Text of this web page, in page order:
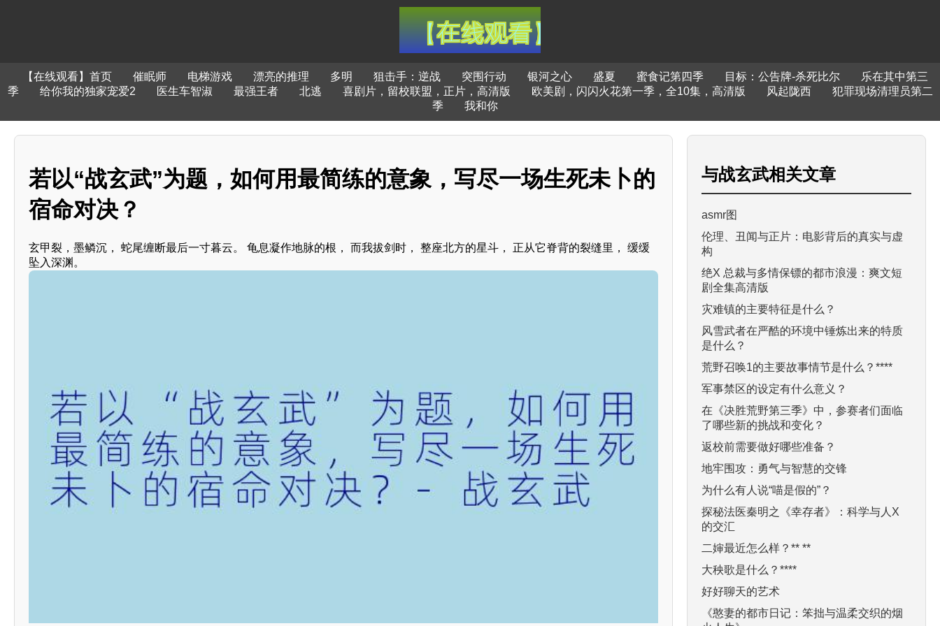
【在线观看】首页 催眠师 电梯游戏 漂亮的推理 多明 狙击手：逆战 突围行动 银河之心 盛夏 蜜食记第四季 目标：公告牌-杀死比尔
乐在其中第三
季
给你我的独家宠爱2 医生车智淑 最强王者 北逃 喜剧片，留校联盟，正片，高清版 欧美剧，闪闪火花第一季，全10集，高清版 风起陇西
犯罪现场清理员第二
季
我和你
若以“战玄武”为题，如何用最简练的意象，写尽一场生死未卜的
宿命对决？
玄甲裂，墨鳞沉， 蛇尾缠断最后一寸暮云。 龟息凝作地脉的根， 而我拔剑时， 整座北方的星斗， 正从它脊背的裂缝里， 缓缓
坠入深渊。
与战玄武相关文章
asmr图
伦理、丑闻与正片：电影背后的真实与虚
构
绝X 总裁与多情保镖的都市浪漫：爽文短
剧全集高清版
灾难镇的主要特征是什么？
风雪武者在严酷的环境中锤炼出来的特质
是什么？
荒野召唤1的主要故事情节是什么？****
军事禁区的设定有什么意义？
在《决胜荒野第三季》中，参赛者们面临
了哪些新的挑战和变化？
返校前需要做好哪些准备？
地牢围攻：勇气与智慧的交锋
为什么有人说“喵是假的”？
探秘法医秦明之《幸存者》：科学与人X
的交汇
二婶最近怎么样？** **
大秧歌是什么？****
好好聊天的艺术
《憨妻的都市日记：笨拙与温柔交织的烟